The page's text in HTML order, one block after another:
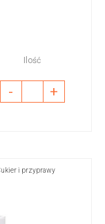
Ilość
- +
i przyprawy